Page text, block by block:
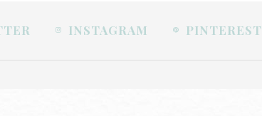
INSTAGRAM PINTEREST